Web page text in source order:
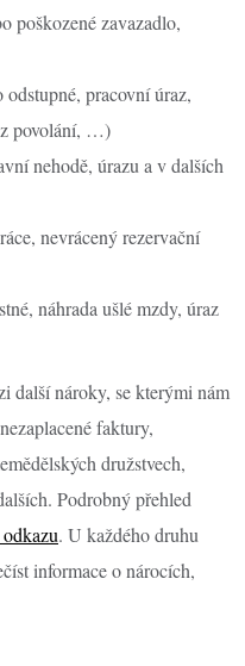
poškozené zavazadlo,
pracovní úraz,
z povolání, …)
nehodě, úrazu a v dalších
nevrácený rezervační
náhrada ušlé mzdy, úraz
další nároky, se kterými nám
faktury,
družstvech,
Podrobný přehled
. U každého druhu
informace o nárocích,